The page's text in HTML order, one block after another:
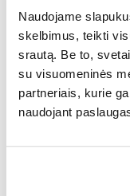
Naudojame
skelbimus, teikti
srautą. Be to,
su visuomeninės
partneriais, kurie
naudojant
sėklos, lukštentos
riešutai lukštenti,
juodgrūdžių sėklos,
sėklos, kukurūzų
kiaušiniai, džiovintos
mielių ekstraktas, kalcio
Parametrai
PAKUOTĖS SVORIS
1